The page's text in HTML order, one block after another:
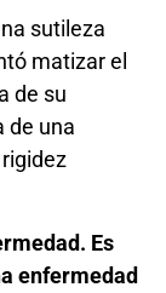
sutileza
matizar el
de su
de una
Es
enfermedad